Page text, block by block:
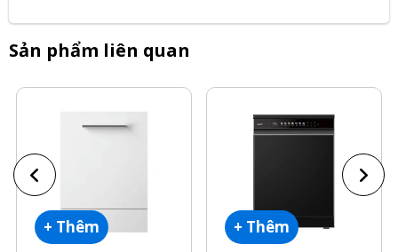
Sản phẩm liên quan
+ Thêm + Thêm